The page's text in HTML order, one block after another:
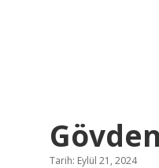
Tarih: Eylül 21, 2024